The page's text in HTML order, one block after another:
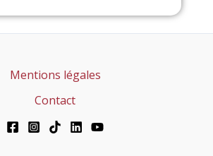
Mentions légales
Contact